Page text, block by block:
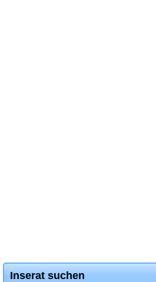
Inserat suchen